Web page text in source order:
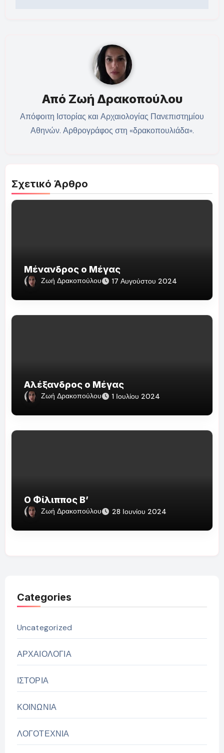
Από Ζωή Δρακοπούλου
Απόφοιτη Ιστορίας και Αρχαιολογίας Πανεπιστημίου
Αθηνών. Αρθρογράφος στη «δρακοπουλιάδα».
Σχετικό Άρθρο
Μένανδρος ο Μέγας
Ζωή Δρακοπούλου 17 Αυγούστου 2024
Αλέξανδρος ο Μέγας
Ζωή Δρακοπούλου 1 Ιουλίου 2024
Ο Φίλιππος Β’
Ζωή Δρακοπούλου 28 Ιουνίου 2024
Categories
Uncategorized
ΑΡΧΑΙΟΛΟΓΙΑ
ΙΣΤΟΡΙΑ
ΚΟΙΝΩΝΙΑ
ΛΟΓΟΤΕΧΝΙΑ